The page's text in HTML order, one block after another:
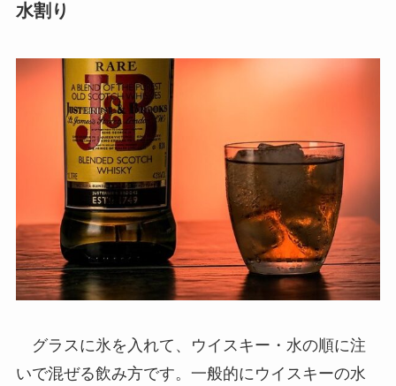
水割り
グラスに氷を入れて、ウイスキー・水の順に注
いで混ぜる飲み方です。一般的にウイスキーの水